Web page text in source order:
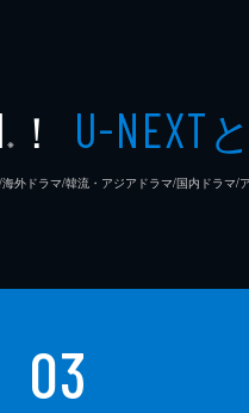
※ ！ U-NEXT
ドラマ/韓流・アジアドラマ/国内ドラマ/
03